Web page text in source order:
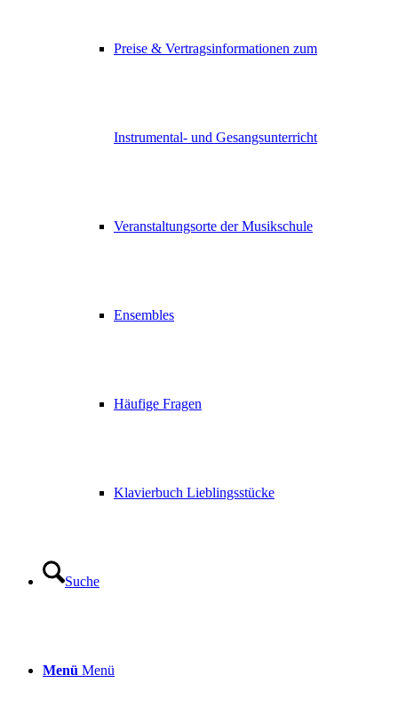
Preise & Vertragsinformationen zum
Instrumental- und Gesangsunterricht
Veranstaltungsorte der Musikschule
Ensembles
Häufige Fragen
Klavierbuch Lieblingsstücke
Suche
Menü Menü